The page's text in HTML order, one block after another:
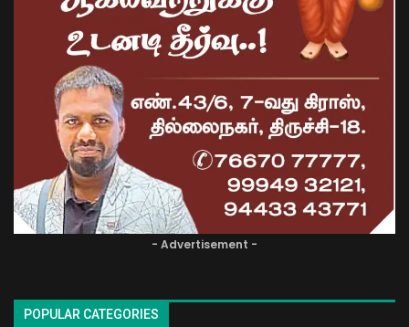
- Advertisement -
POPULAR CATEGORIES